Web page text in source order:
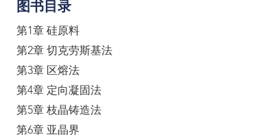
图书目录
第1章 硅原料
第2章 切克劳斯基法
第3章 区熔法
第4章 定向凝固法
第5章 枝晶铸造法
第6章 亚晶界